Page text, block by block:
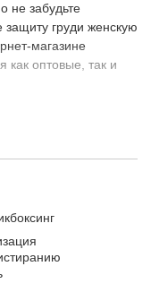
не забудьте
защиту груди женскую
магазине
как оптовые, так и
он может
таких как
получить удар в
гандбол.
и ни в коей мере не